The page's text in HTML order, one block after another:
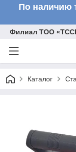
По наличию
Филиал ТОО «ТССП
Каталог